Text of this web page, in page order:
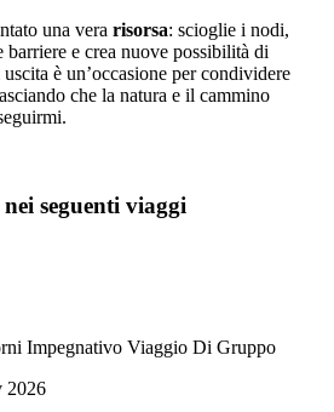
una vera risorsa: scioglie i nodi,
barriere e crea nuove possibilità di
è un’occasione per condividere
che la natura e il cammino
seguenti viaggi
Impegnativo Viaggio Di Gruppo
2026